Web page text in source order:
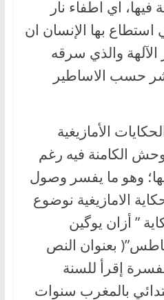
اي اطفاء نار
استطاع بها الإنسان ان
والذي سرقه
حسب الاساطير
الأمازيغية
الكامنة فيه رغم
وهو ما يفسر وصول
الامازيغية نوضوع
” أزان يوگين
بعنوان النص
إقرأ للسنة
بالمغرب سنوات